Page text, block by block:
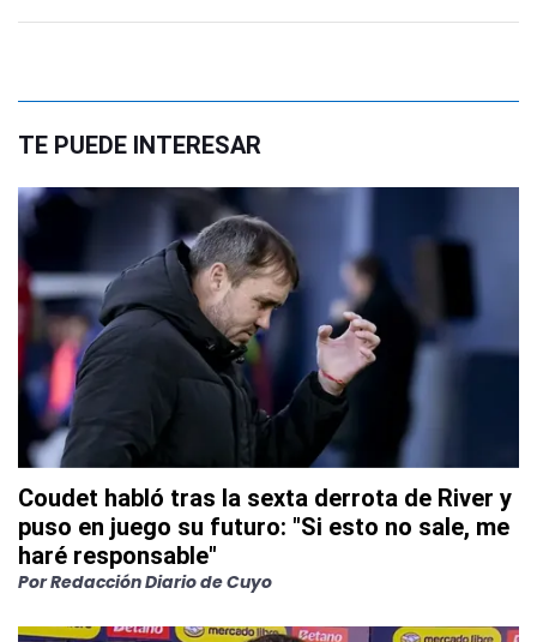
TE PUEDE INTERESAR
Coudet habló tras la sexta derrota de River y
puso en juego su futuro: "Si esto no sale, me
haré responsable"
PorRedacción Diario de Cuyo